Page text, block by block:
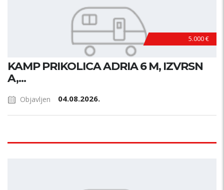
5.000 €
KAMP PRIKOLICA ADRIA 6 M, IZVRSN
A,...
Objavljen 04.08.2026.